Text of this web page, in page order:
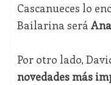
Cascanueces lo
Bailarina será
Por otro lado,
novedades más